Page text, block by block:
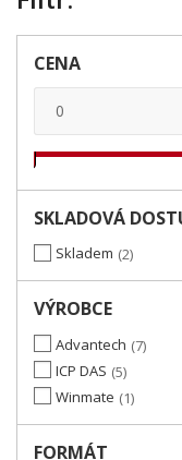
CENA
SKLADOVÁ
Skladem 2
VÝROBCE
Advantech 7
ICP DAS 5
Winmate
1
FORMÁT